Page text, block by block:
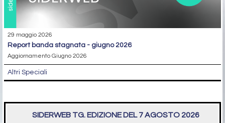
29 maggio 2026
report banda stagnata - giugno 2026
Aggiornamento Giugno 2026
Altri Speciali
SIDERWEB TG. EDIZIONE DEL 7 AGOSTO 2026